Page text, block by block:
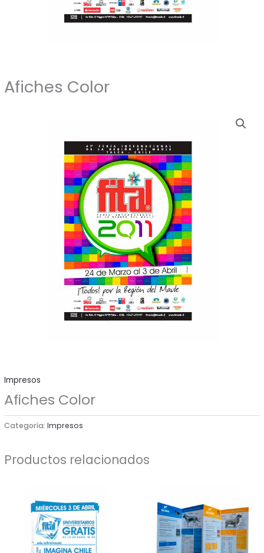
Afiches Color
Impresos
Afiches Color
Categoría:Impresos
Productos relacionados